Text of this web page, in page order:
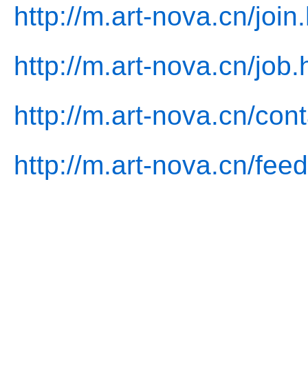
http://m.art-nova.cn/
http://m.art-nova.cn/
http://m.art-nova.cn/
http://m.art-nova.cn/